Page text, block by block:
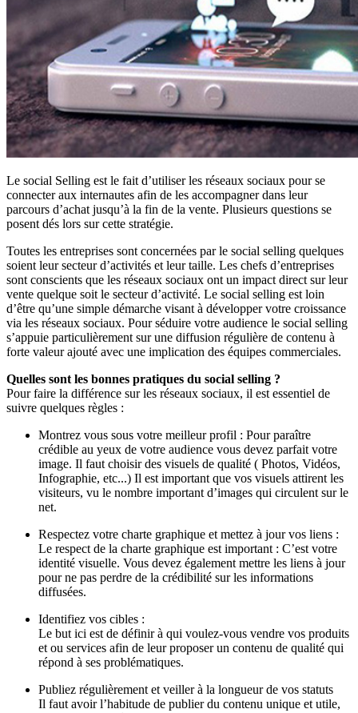
Le social Selling est le fait d’utiliser les réseaux sociaux pour se
connecter aux internautes afin de les accompagner dans leur
parcours d’achat jusqu’à la fin de la vente. Plusieurs questions se
posent dés lors sur cette stratégie.
Toutes les entreprises sont concernées par le social selling quelques
soient leur secteur d’activités et leur taille. Les chefs d’entreprises
sont conscients que les réseaux sociaux ont un impact direct sur leur
vente quelque soit le secteur d’activité. Le social selling est loin
d’être qu’une simple démarche visant à développer votre croissance
via les réseaux sociaux. Pour séduire votre audience le social selling
s’appuie particulièrement sur une diffusion régulière de contenu à
forte valeur ajouté avec une implication des équipes commerciales.
Quelles sont les bonnes pratiques du social selling ?
Pour faire la différence sur les réseaux sociaux, il est essentiel de
suivre quelques règles :
Montrez vous sous votre meilleur profil : Pour paraître
crédible au yeux de votre audience vous devez parfait votre
image. Il faut choisir des visuels de qualité ( Photos, Vidéos,
Infographie, etc...) Il est important que vos visuels attirent les
visiteurs, vu le nombre important d’images qui circulent sur le
net.
Respectez votre charte graphique et mettez à jour vos liens :
Le respect de la charte graphique est important : C’est votre
identité visuelle. Vous devez également mettre les liens à jour
pour ne pas perdre de la crédibilité sur les informations
diffusées.
Identifiez vos cibles :
Le but ici est de définir à qui voulez-vous vendre vos produits
et ou services afin de leur proposer un contenu de qualité qui
répond à ses problématiques.
Publiez régulièrement et veiller à la longueur de vos statuts
Il faut avoir l’habitude de publier du contenu unique et utile,